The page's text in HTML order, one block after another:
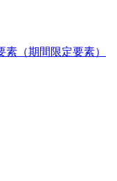
（期間限定要素）